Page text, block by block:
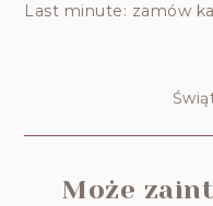
Last minute: zamów
Może